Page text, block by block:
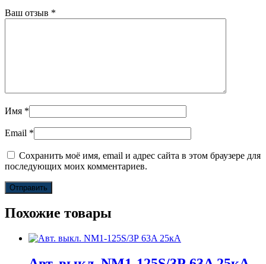
Ваш отзыв *
Имя *
Email *
Сохранить моё имя, email и адрес сайта в этом браузере для
последующих моих комментариев.
Похожие товары